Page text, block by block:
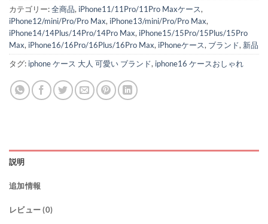
カテゴリー:全商品, iPhone11/11Pro/11Pro Maxケース,
iPhone12/mini/Pro/Pro Max, iPhone13/mini/Pro/Pro Max,
iPhone14/14Plus/14Pro/14Pro Max, iPhone15/15Pro/15Plus/15Pro
Max, iPhone16/16Pro/16Plus/16Pro Max, iPhoneケース, ブランド, 新品
タグ: iphone ケース 大人 可愛い ブランド, iphone16 ケースおしゃれ
説明
追加情報
レビュー (0)